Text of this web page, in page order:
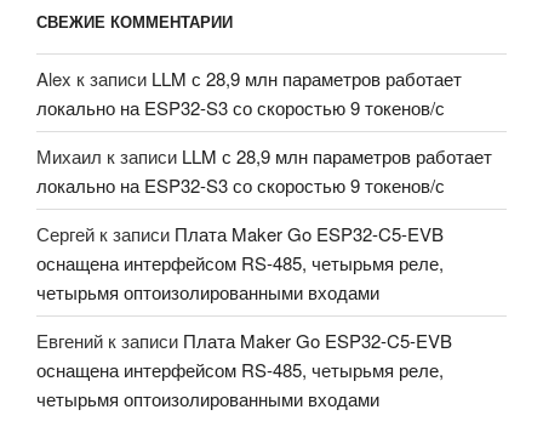
СВЕЖИЕ КОММЕНТАРИИ
Alex к записи LLM с 28,9 млн параметров работает
локально на ESP32-S3 со скоростью 9 токенов/с
Михаил к записи LLM с 28,9 млн параметров работает
локально на ESP32-S3 со скоростью 9 токенов/с
Сергей к записи Плата Maker Go ESP32-C5-EVB
оснащена интерфейсом RS-485, четырьмя реле,
четырьмя оптоизолированными входами
Евгений к записи Плата Maker Go ESP32-C5-EVB
оснащена интерфейсом RS-485, четырьмя реле,
четырьмя оптоизолированными входами